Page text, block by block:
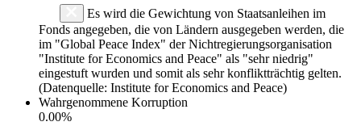
Es wird die Gewichtung von Staatsanleihen im
Fonds angegeben, die von Ländern ausgegeben werden, die
im "Global Peace Index" der Nichtregierungsorganisation
"Institute for Economics and Peace" als "sehr niedrig"
eingestuft wurden und somit als sehr konfliktträchtig gelten.
(Datenquelle: Institute for Economics and Peace)
Wahrgenommene Korruption
0.00%